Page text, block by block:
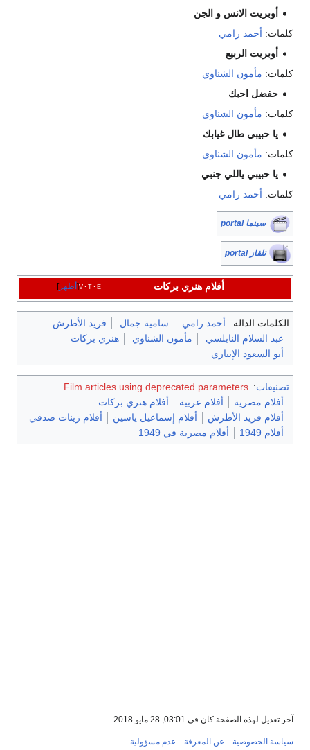
أوبريت الانس و الجن
كلمات: أحمد رامي
أوبريت الربيع
كلمات: مأمون الشناوي
حفضل احبك
كلمات: مأمون الشناوي
يا حبيبي طال غيابك
كلمات: مأمون الشناوي
يا حبيبي ياللي جنبي
كلمات: أحمد رامي
سينما portal
تلفاز portal
أظهر v t e أفلام هنري بركات
الكلمات الدالة: أحمد رامي سامية جمال
فريد الأطرش
عبد السلام النابلسي
مأمون الشناوي
هنري بركات
أبو السعود الإبياري
تصنيفات:
Film articles using deprecated parameters
أفلام مصرية
أفلام عربية
أفلام هنري بركات
أفلام فريد الأطرش
أفلام إسماعيل ياسين
أفلام زينات صدقي
أفلام 1949
أفلام مصرية في 1949
آخر تعديل لهذه الصفحة كان في 03:01, 28 مايو 2018.
سياسة الخصوصية عن المعرفة عدم مسؤولية